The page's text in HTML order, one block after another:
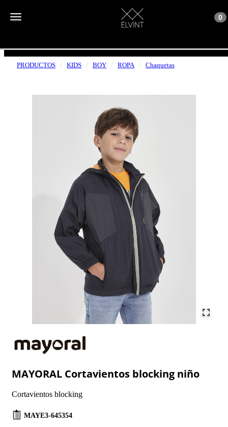
Toggle navigation Toggle
0
ENVÍOS GRATUITOS A PARTIR DE 50€
PRODUCTOS KIDS BOY ROPA Chaquetas
MAYORAL Cortavientos blocking niño
Cortavientos blocking
MAYE3-645354